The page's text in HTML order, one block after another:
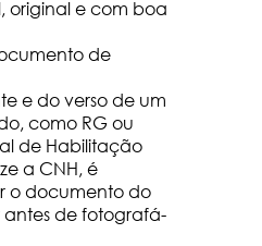
original e com boa
de
e do verso de um
como RG ou
de Habilitação
a CNH, é
o documento do
de fotografá-